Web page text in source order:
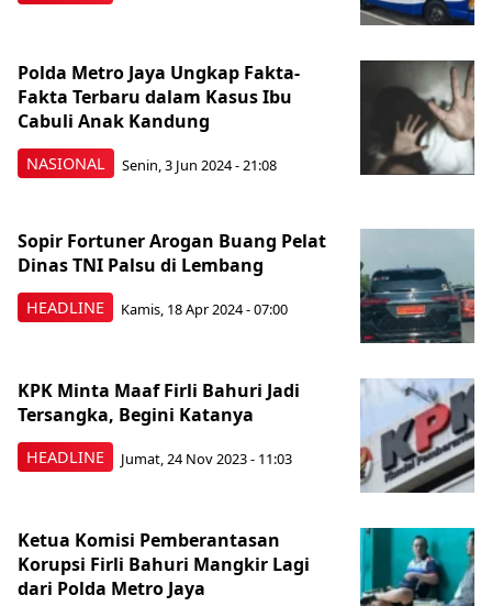
NASIONAL
Polda Metro Jaya Ungkap Fakta-
Fakta Terbaru dalam Kasus Ibu
Cabuli Anak Kandung
Senin, 3 Jun 2024 - 21:08
HEADLINE
Sopir Fortuner Arogan Buang Pelat
Dinas TNI Palsu di Lembang
Kamis, 18 Apr 2024 - 07:00
HEADLINE
KPK Minta Maaf Firli Bahuri Jadi
Tersangka, Begini Katanya
Jumat, 24 Nov 2023 - 11:03
Ketua Komisi Pemberantasan
Korupsi Firli Bahuri Mangkir Lagi
dari Polda Metro Jaya